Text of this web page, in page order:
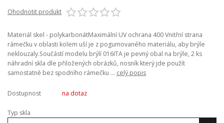
Ohodnotit produkt
Materiál skel - polykarbonátMaximální UV ochrana 400 Vnitřní strana
rámečku v oblasti kolem uší je z pogumovaného materiálu, aby brýle
neklouzaly.Součástí modelu brýlí 016ITA je pevný obal na brýle, 2 ks
náhradní skla dle přiložených obrázků, nosník který jde použít
samostatně bez spodního rámečku ... celý popis
Dostupnost na dotaz
Typ skla